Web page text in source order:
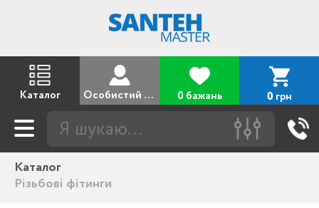
Каталог Особистий кабінет 0 бажань 0 грн
Каталог
Різьбові фітинги